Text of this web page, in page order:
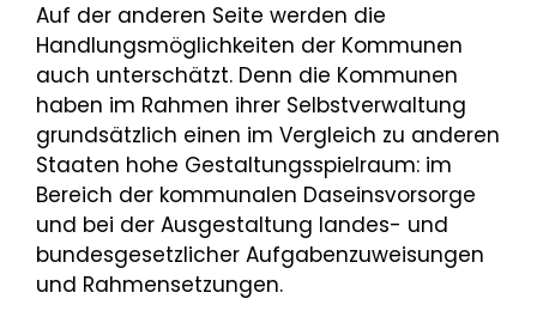
Auf der anderen Seite werden die
Handlungsmöglichkeiten der Kommunen
auch unterschätzt. Denn die Kommunen
haben im Rahmen ihrer Selbstverwaltung
grundsätzlich einen im Vergleich zu anderen
Staaten hohe Gestaltungsspielraum: im
Bereich der kommunalen Daseinsvorsorge
und bei der Ausgestaltung landes- und
bundesgesetzlicher Aufgabenzuweisungen
und Rahmensetzungen.